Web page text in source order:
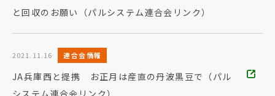
と回収のお願い（パルシステム連合会リンク）
2021.11.16 連合会情報
JA兵庫西と提携 お正月は産直の丹波黒豆で（パル
システム連合会リンク）